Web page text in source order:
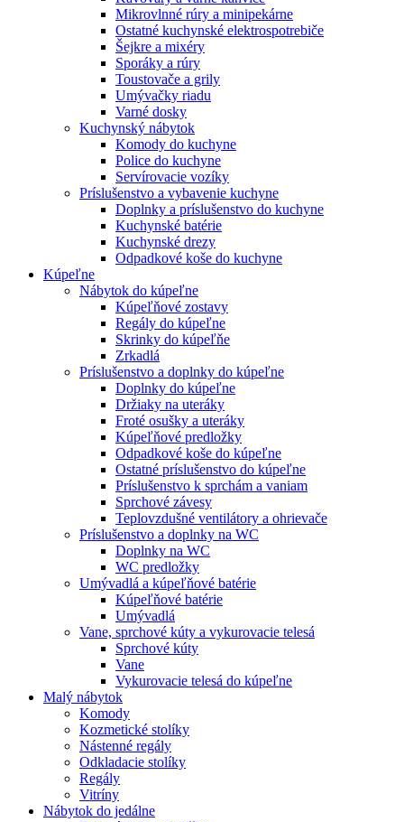
Mikrovlnné rúry a minipekárne
Ostatné kuchynské elektrospotrebiče
Šejkre a mixéry
Sporáky a rúry
Toustovače a grily
Umývačky riadu
Varné dosky
Kuchynský nábytok
Komody do kuchyne
Police do kuchyne
Servírovacie vozíky
Príslušenstvo a vybavenie kuchyne
Doplnky a príslušenstvo do kuchyne
Kuchynské batérie
Kuchynské drezy
Odpadkové koše do kuchyne
Kúpeľne
Nábytok do kúpeľne
Kúpeľňové zostavy
Regály do kúpeľne
Skrinky do kúpeľňe
Zrkadlá
Príslušenstvo a doplnky do kúpeľne
Doplnky do kúpeľne
Držiaky na uteráky
Froté osušky a uteráky
Kúpeľňové predložky
Odpadkové koše do kúpeľne
Ostatné príslušenstvo do kúpeľne
Príslušenstvo k sprchám a vaniam
Sprchové závesy
Teplovzdušné ventilátory a ohrievače
Príslušenstvo a doplnky na WC
Doplnky na WC
WC predložky
Umývadlá a kúpeľňové batérie
Kúpeľňové batérie
Umývadlá
Vane, sprchové kúty a vykurovacie telesá
Sprchové kúty
Vane
Vykurovacie telesá do kúpeľne
Malý nábytok
Komody
Kozmetické stolíky
Nástenné regály
Odkladacie stolíky
Regály
Vitríny
Nábytok do jedálne